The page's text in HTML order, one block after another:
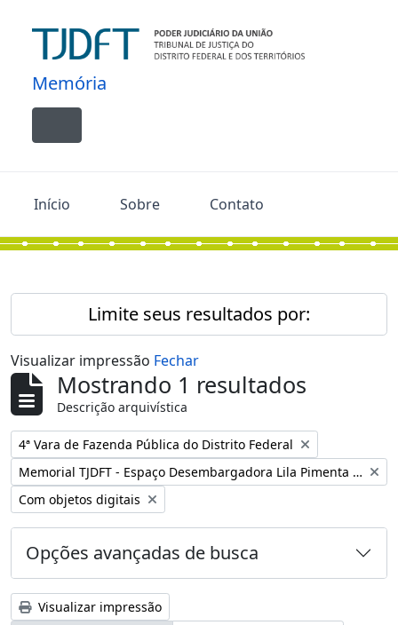
Memória
Toggle navigation
Início Sobre Contato
Limite seus resultados por:
Visualizar impressão Fechar
Mostrando 1 resultados
Descrição arquivística
Remover filtro:
4ª Vara de Fazenda Pública do Distrito Federal
Remover filtro:
Memorial TJDFT - Espaço Desembargadora Lila Pimenta Duarte
Remover filtro:
Com objetos digitais
Opções avançadas de busca
Visualizar impressão